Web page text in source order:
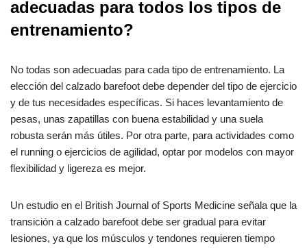
adecuadas para todos los tipos de
entrenamiento?
No todas son adecuadas para cada tipo de entrenamiento. La
elección del calzado barefoot debe depender del tipo de ejercicio
y de tus necesidades específicas. Si haces levantamiento de
pesas, unas zapatillas con buena estabilidad y una suela
robusta serán más útiles. Por otra parte, para actividades como
el running o ejercicios de agilidad, optar por modelos con mayor
flexibilidad y ligereza es mejor.
Un estudio en el British Journal of Sports Medicine señala que la
transición a calzado barefoot debe ser gradual para evitar
lesiones, ya que los músculos y tendones requieren tiempo